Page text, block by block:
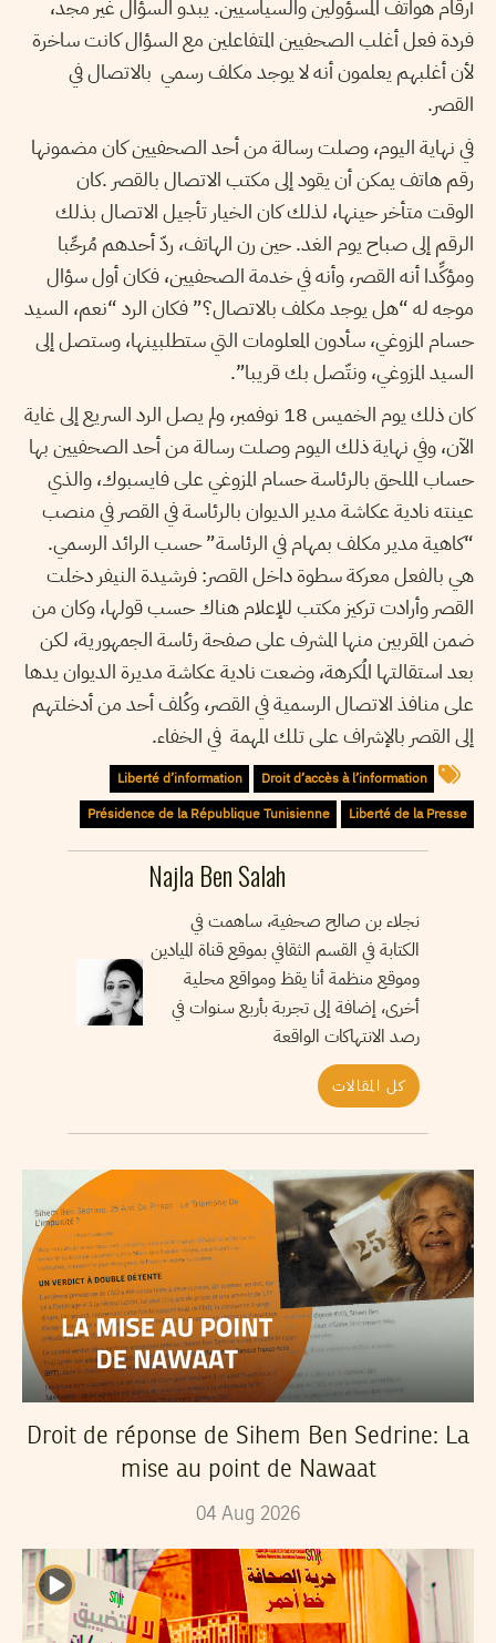
أرقام هواتف المسؤولين والسياسيين. يبدو السؤال غير مجد،
فردة فعل أغلب الصحفيين المتفاعلين مع السؤال كانت ساخرة
لأن أغلبهم يعلمون أنه لا يوجد مكلف رسمي بالاتصال في
القصر.
في نهاية اليوم، وصلت رسالة من أحد الصحفيين كان مضمونها
رقم هاتف يمكن أن يقود إلى مكتب الاتصال بالقصر .كان
الوقت متأخر حينها، لذلك كان الخيار تأجيل الاتصال بذلك
الرقم إلى صباح يوم الغد. حين رن الهاتف، ردّ أحدهم مُرحِّبا
ومؤكِّدا أنه القصر، وأنه في خدمة الصحفيين، فكان أول سؤال
موجه له “هل يوجد مكلف بالاتصال؟” فكان الرد “نعم، السيد
حسام المزوغي، سأدون المعلومات التي ستطلبينها، وستصل إلى
السيد المزوغي، ونتّصل بك قريبا”.
كان ذلك يوم الخميس 18 نوفمبر، ولم يصل الرد السريع إلى غاية
الآن، وفي نهاية ذلك اليوم وصلت رسالة من أحد الصحفيين بها
حساب الملحق بالرئاسة حسام المزوغي على فايسبوك، والذي
عينته نادية عكاشة مدير الديوان بالرئاسة في القصر في منصب
“كاهية مدير مكلف بمهام في الرئاسة” حسب الرائد الرسمي.
هي بالفعل معركة سطوة داخل القصر: فرشيدة النيفر دخلت
القصر وأرادت تركيز مكتب للإعلام هناك حسب قولها، وكان من
ضمن المقربين منها المشرف على صفحة رئاسة الجمهورية، لكن
بعد استقالتها المُكرهة، وضعت نادية عكاشة مديرة الديوان يدها
على منافذ الاتصال الرسمية في القصر، وكُلف أحد من أدخلتهم
إلى القصر بالإشراف على تلك المهمة في الخفاء.
Droit d’accès à l’information
Liberté d’information
Liberté de la Presse
Présidence de la République Tunisienne
Najla Ben Salah
نجلاء بن صالح صحفية، ساهمت في
الكتابة في القسم الثقافي بموقع قناة الميادين
وموقع منظمة أنا يقظ ومواقع محلية
أخرى، إضافة إلى تجربة بأربع سنوات في
رصد الانتهاكات الواقعة
كل المقالات
Droit de réponse de Sihem Ben Sedrine: La
mise au point de Nawaat
04 Aug 2026